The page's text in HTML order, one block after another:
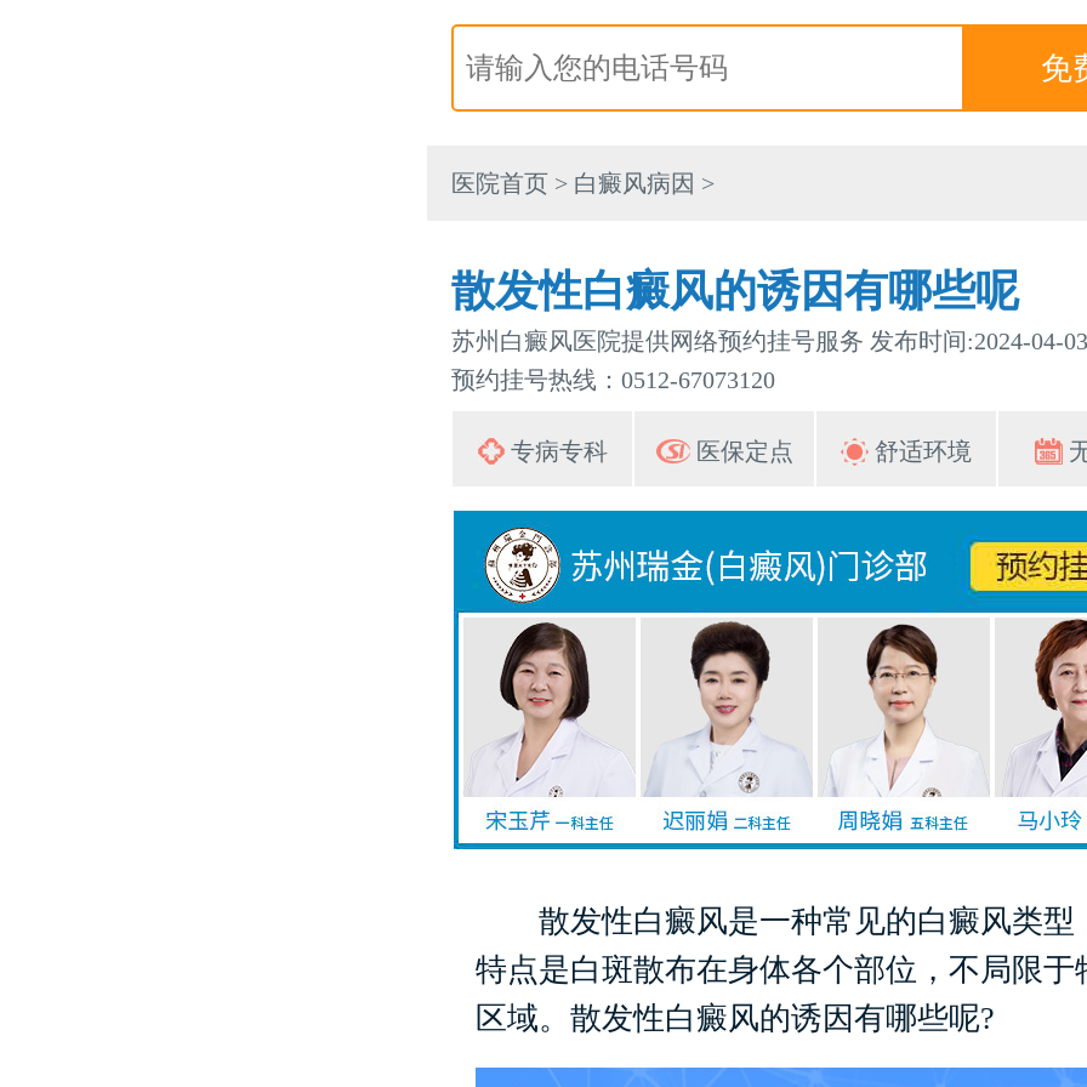
医院首页 > 白癜风病因 >
散发性白癜风的诱因有哪些呢
苏州白癜风医院提供网络预约挂号服务 发布时间:2024-04-03
预约挂号热线：0512-67073120
专病专科 医保定点 舒适环境
散发性白癜风是一种常见的白癜风类型
特点是白斑散布在身体各个部位，不局限于
区域。散发性白癜风的诱因有哪些呢?